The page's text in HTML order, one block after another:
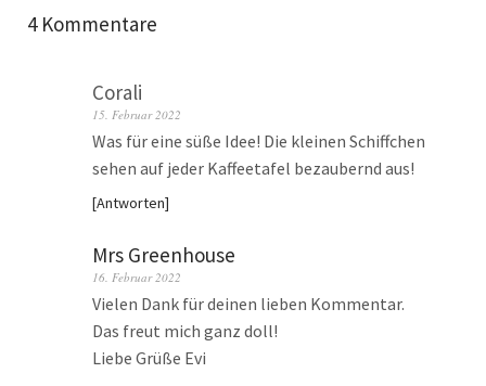
4 Kommentare
Corali
15. Februar 2022
Was für eine süße Idee! Die kleinen Schiffchen
sehen auf jeder Kaffeetafel bezaubernd aus!
Antworten
Mrs Greenhouse
16. Februar 2022
Vielen Dank für deinen lieben Kommentar.
Das freut mich ganz doll!
Liebe Grüße Evi